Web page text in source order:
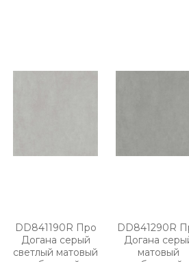
DD841190R Про
Догана серый
светлый матовый
DD841290R
Догана
матовый